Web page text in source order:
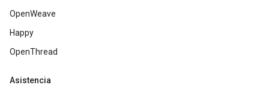
OpenWeave
Happy
OpenThread
Asistencia